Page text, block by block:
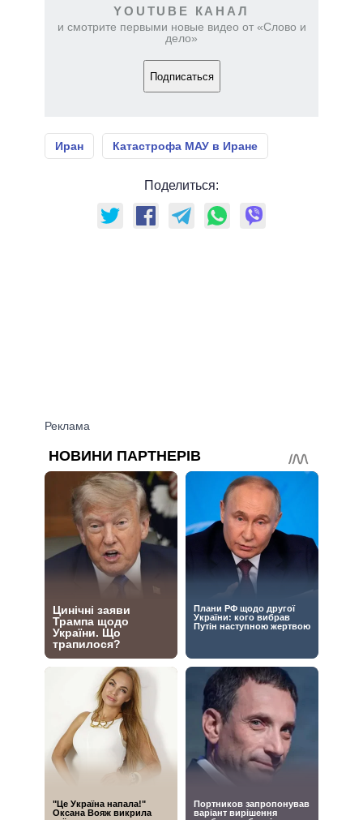
YOUTUBE КАНАЛ
и смотрите первыми новые видео от «Слово и
дело»
Подписаться
Иран Катастрофа МАУ в Иране
Поделиться: